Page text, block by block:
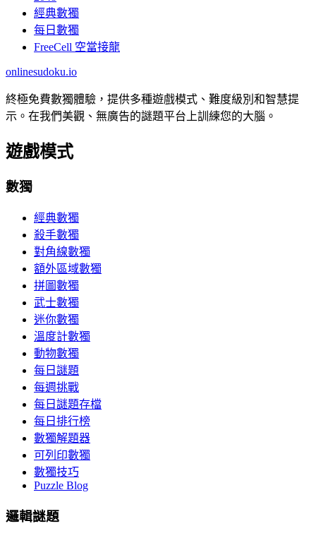
經典數獨
每日數獨
FreeCell 空當接龍
onlinesudoku.io
終極免費數獨體驗，提供多種遊戲模式、難度級別和智慧提
示。在我們美觀、無廣告的謎題平台上訓練您的大腦。
遊戲模式
數獨
經典數獨
殺手數獨
對角線數獨
額外區域數獨
拼圖數獨
武士數獨
迷你數獨
溫度計數獨
動物數獨
每日謎題
每週挑戰
每日謎題存檔
每日排行榜
數獨解題器
可列印數獨
數獨技巧
Puzzle Blog
邏輯謎題